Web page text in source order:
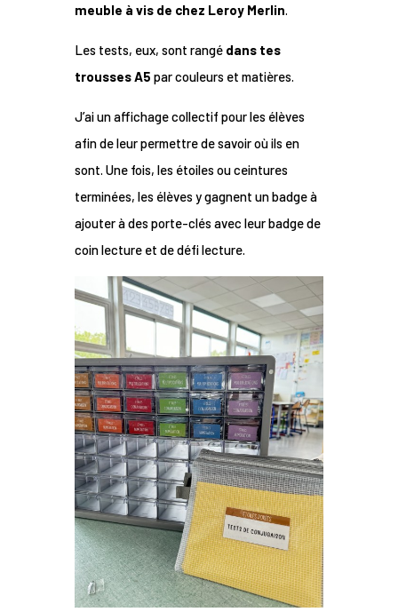
meuble à vis de chez Leroy Merlin.
Les tests, eux, sont rangé dans tes
trousses A5 par couleurs et matières.
J’ai un affichage collectif pour les élèves
afin de leur permettre de savoir où ils en
sont. Une fois, les étoiles ou ceintures
terminées, les élèves y gagnent un badge à
ajouter à des porte-clés avec leur badge de
coin lecture et de défi lecture.